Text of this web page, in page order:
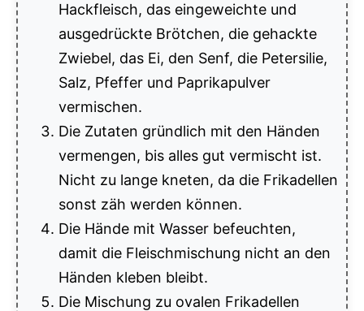
Hackfleisch, das eingeweichte und
ausgedrückte Brötchen, die gehackte
Zwiebel, das Ei, den Senf, die Petersilie,
Salz, Pfeffer und Paprikapulver
vermischen.
Die Zutaten gründlich mit den Händen
vermengen, bis alles gut vermischt ist.
Nicht zu lange kneten, da die Frikadellen
sonst zäh werden können.
Die Hände mit Wasser befeuchten,
damit die Fleischmischung nicht an den
Händen kleben bleibt.
Die Mischung zu ovalen Frikadellen